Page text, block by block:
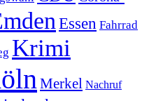
Essen Fahrrad
Krimi
Merkel Nachruf